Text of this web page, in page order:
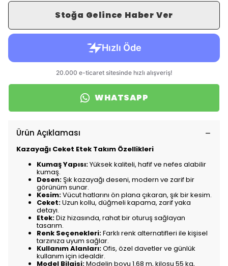
Stoğa Gelince Haber Ver
WHATSAPP
Ürün Açıklaması
Kazayağı Ceket Etek Takım Özellikleri
Kumaş Yapısı:Yüksek kaliteli, hafif ve nefes alabilir
kumaş.
Desen:Şık kazayağı deseni, modern ve zarif bir
görünüm sunar.
Kesim:Vücut hatlarını ön plana çıkaran, şık bir kesim.
Ceket:Uzun kollu, düğmeli kapama, zarif yaka
detayı.
Etek:Diz hizasında, rahat bir oturuş sağlayan
tasarım.
Renk Seçenekleri:Farklı renk alternatifleri ile kişisel
tarzınıza uyum sağlar.
Kullanım Alanları:Ofis, özel davetler ve günlük
kullanım için idealdir.
Model Bilgisi:Modelin boyu 1.68 m, kilosu 55 kg,